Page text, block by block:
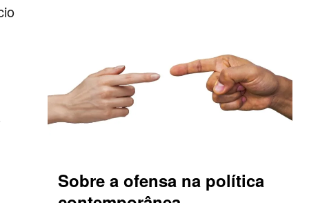
Sobre a ofensa na política